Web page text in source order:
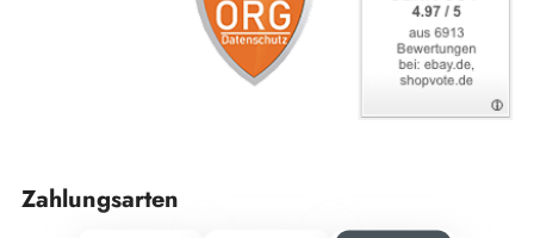
Zahlungsarten